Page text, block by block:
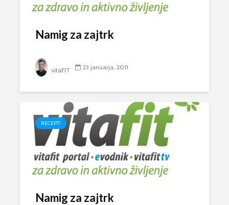
Namig za zajtrk
vitaFIT 23 januarja, 2011
RECEPTI
Namig za zajtrk